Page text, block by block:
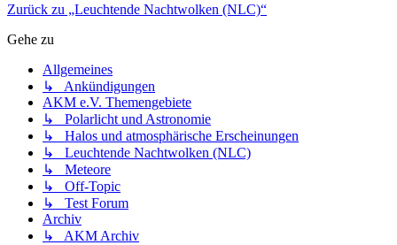
Zurück zu „Leuchtende Nachtwolken (NLC)“
Gehe zu
Allgemeines
↳ Ankündigungen
AKM e.V. Themengebiete
↳ Polarlicht und Astronomie
↳ Halos und atmosphärische Erscheinungen
↳ Leuchtende Nachtwolken (NLC)
↳ Meteore
↳ Off-Topic
↳ Test Forum
Archiv
↳ AKM Archiv